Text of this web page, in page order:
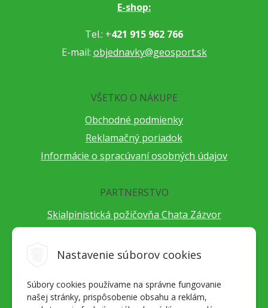
Nastavenie súborov cookies
Súbory cookies používame na správne fungovanie
našej stránky, prispôsobenie obsahu a reklám,
E-shop:
Tel.: +421 915 962 766
E-mail: objednavky@geosport.sk
VŠETKO O NÁKUPE
Obchodné podmienky
Reklamačný poriadok
Informácie o spracúvaní osobných údajov
PARTNERSTVO
Skialpinistická požičovňa Chata Zázvor
Cestovateľský festival Cestou necestou
Alpenverein Slovensko
Hore-dole Derešom